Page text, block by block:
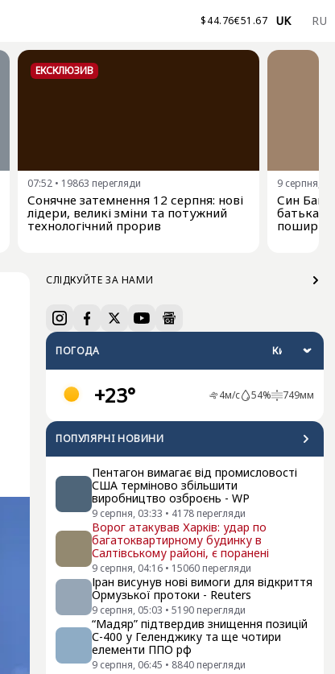
$44.76€51.67 UK RU
ЕКСКЛЮЗИВ
07:52 • 19863 перегляди
Сонячне затемнення 12 серпня: нові
лідери, великі зміни та потужний
технологічний прорив
9 серпня,
Син
батька-
СЛІДКУЙТЕ ЗА НАМИ
ПОГОДА
+23° 4м/с 54% 749мм
ПОПУЛЯРНI НОВИНИ
Пентагон вимагає від промисловості
США терміново збільшити
виробництво озброєнь - WP
9 серпня, 03:33 • 4178 перегляди
Ворог атакував Харків: удар по
багатоквартирному будинку в
Салтівському районі, є поранені
9 серпня, 04:16 • 15060 перегляди
Іран висунув нові вимоги для відкриття
Ормузької протоки - Reuters
9 серпня, 05:03 • 5190 перегляди
“Мадяр” підтвердив знищення позицій
С-400 у Геленджику та ще чотири
елементи ППО рф
9 серпня, 06:45 • 8840 перегляди